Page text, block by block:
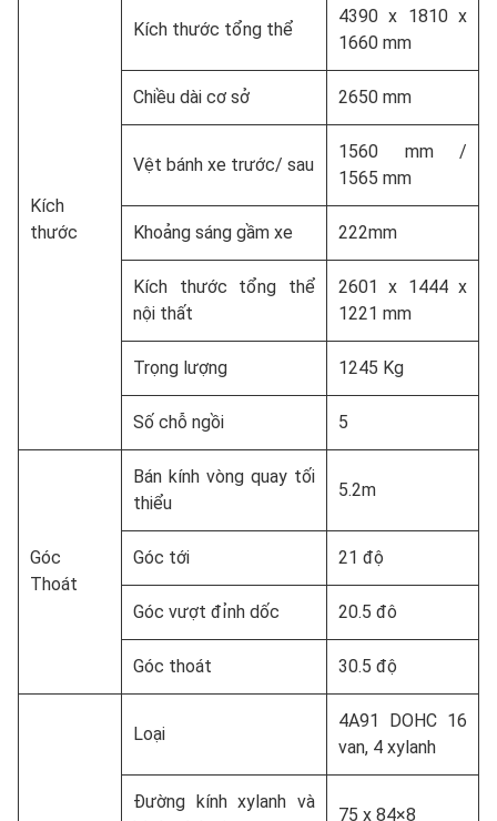
Kích
thước
Kích thước tổng thể
4390 x 1810 x
1660 mm
Chiều dài cơ sở 2650 mm
Vệt bánh xe trước/ sau
1560 mm /
1565 mm
Khoảng sáng gầm xe 222mm
Kích thước tổng thể
nội thất
2601 x 1444 x
1221 mm
Trọng lượng 1245 Kg
Số chỗ ngồi 5
Góc
Thoát
Bán kính vòng quay tối
thiểu
5.2m
Góc tới 21 độ
Góc vượt đỉnh dốc 20.5 đô
Góc thoát 30.5 độ
Loại
4A91 DOHC 16
van, 4 xylanh
Đường kính xylanh và
75 x 84×8